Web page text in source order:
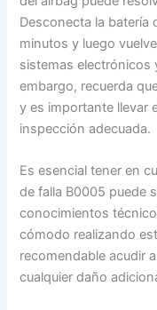
Desconecta la batería
minutos y luego
sistemas electrónicos
embargo, recuerda
y es importante llevar
inspección adecuada.
Es esencial tener en
de falla B0005 puede
conocimientos
cómodo realizando
recomendable acudir
cualquier daño